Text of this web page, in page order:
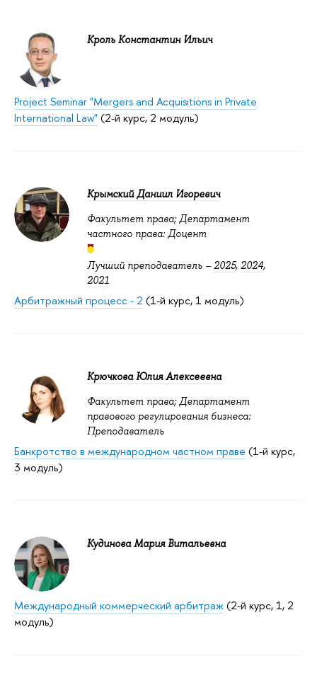
Кроль Константин Ильич
Project Seminar "Mergers and Acquisitions in Private
International Law"(2-й курс, 2 модуль)
Крымский Даниил Игоревич
Факультет права; Департамент
частного права: Доцент
Лучший преподаватель – 2025, 2024,
2021
Арбитражный процесс - 2 (1-й курс, 1 модуль)
Крючкова Юлия Алексеевна
Факультет права; Департамент
правового регулирования бизнеса:
Преподаватель
Банкротство в международном частном праве (1-й курс,
3 модуль)
Кудинова Мария Витальевна
Международный коммерческий арбитраж(2-й курс, 1, 2
модуль)